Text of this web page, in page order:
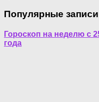
Популярные записи
Гороскоп на неделю с
года